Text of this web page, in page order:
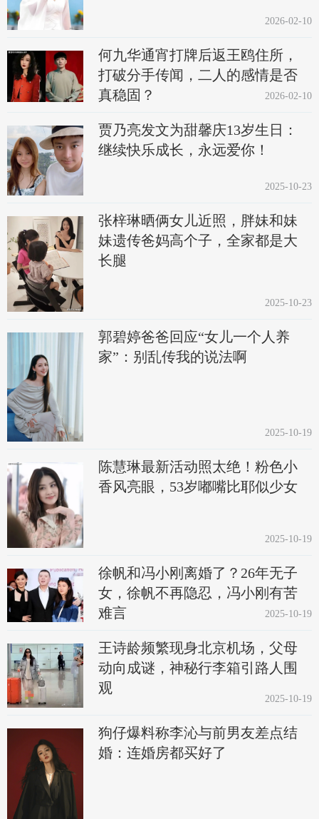
2026-02-10
何九华通宵打牌后返王鸥住所，
打破分手传闻，二人的感情是否
真稳固？
2026-02-10
贾乃亮发文为甜馨庆13岁生日：
继续快乐成长，永远爱你！
2025-10-23
张梓琳晒俩女儿近照，胖妹和妹
妹遗传爸妈高个子，全家都是大
长腿
2025-10-23
郭碧婷爸爸回应“女儿一个人养
家”：别乱传我的说法啊
2025-10-19
陈慧琳最新活动照太绝！粉色小
香风亮眼，53岁嘟嘴比耶似少女
2025-10-19
徐帆和冯小刚离婚了？26年无子
女，徐帆不再隐忍，冯小刚有苦
难言
2025-10-19
王诗龄频繁现身北京机场，父母
动向成谜，神秘行李箱引路人围
观
2025-10-19
狗仔爆料称李沁与前男友差点结
婚：连婚房都买好了